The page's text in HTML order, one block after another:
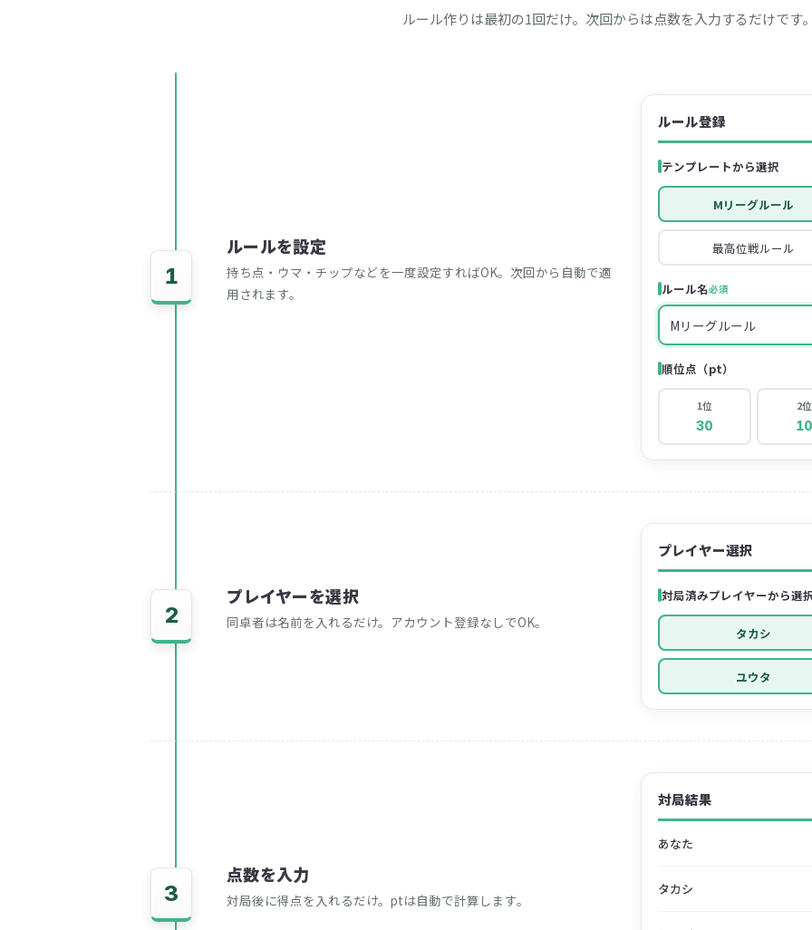
ルール作りは最初の1回だけ。次回からは点数を入力するだけです
1
ルールを設定
持ち点・ウマ・チップなどを一度設定すればOK。次回から自動で適
用されます。
ルール登録
テンプレートから選択
Mリーグルール
最高位戦ルール
ルール名必須
Mリーグルール
順位点（pt）
1位
30
2位
10
2
プレイヤーを選択
同卓者は名前を入れるだけ。アカウント登録なしでOK。
プレイヤー選択
対局済みプレイヤーから選
タカシ
ユウタ
3
点数を入力
対局後に得点を入れるだけ。ptは自動で計算します。
対局結果
あなた
タカシ